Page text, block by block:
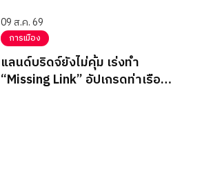
09 ส.ค. 69
การเมือง
แลนด์บริดจ์ยังไม่คุ้ม เร่งทำ
“Missing Link” อัปเกรดท่าเรือ